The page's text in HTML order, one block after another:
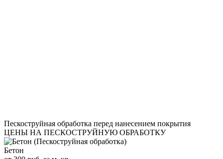
Пескоструйная обработка перед нанесением покрытия
ЦЕНЫ НА ПЕСКОСТРУЙНУЮ ОБРАБОТКУ
Бетон